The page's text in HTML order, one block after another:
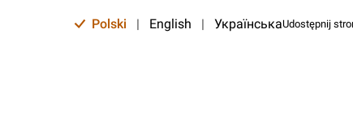
Polski | English | УкраїнськаUdostępnij